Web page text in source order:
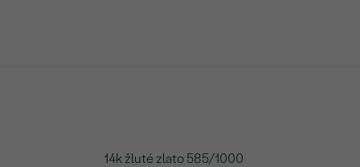
14k žluté zlato 585/1000